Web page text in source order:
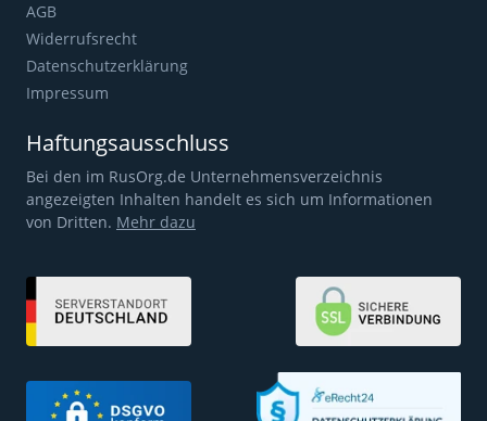
AGB
Widerrufsrecht
Datenschutzerklärung
Impressum
Haftungsausschluss
Bei den im RusOrg.de Unternehmensverzeichnis
angezeigten Inhalten handelt es sich um Informationen
von Dritten. Mehr dazu